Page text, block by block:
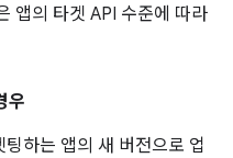
앱의 타겟 API 수준에 따라
우
하는 앱의 새 버전으로 업